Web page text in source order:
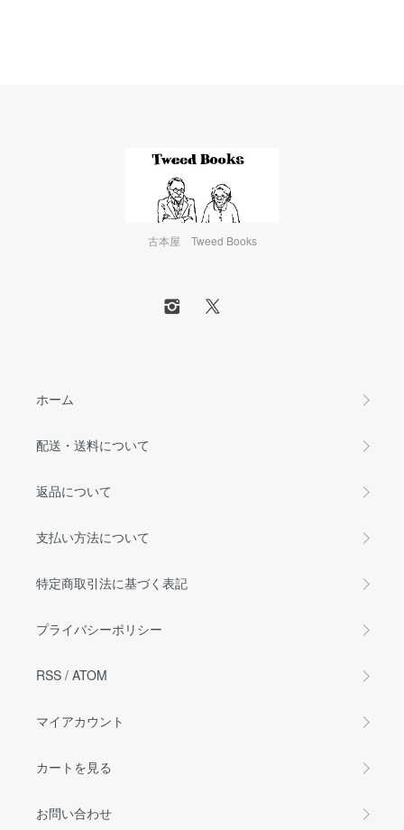
古本屋 Tweed Books
ホーム
配送・送料について
返品について
支払い方法について
特定商取引法に基づく表記
プライバシーポリシー
RSS / ATOM
マイアカウント
カートを見る
お問い合わせ